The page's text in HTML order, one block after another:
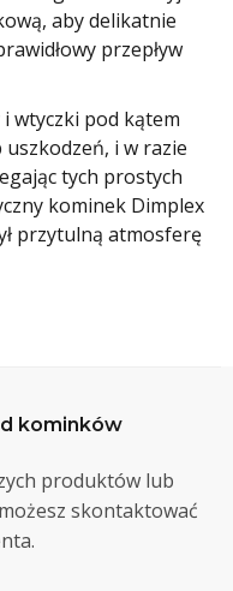
aby delikatnie
przepływ
wtyczki pod kątem
i w razie
tych prostych
kominek Dimplex
przytulną atmosferę
kominków
produktów lub
skontaktować